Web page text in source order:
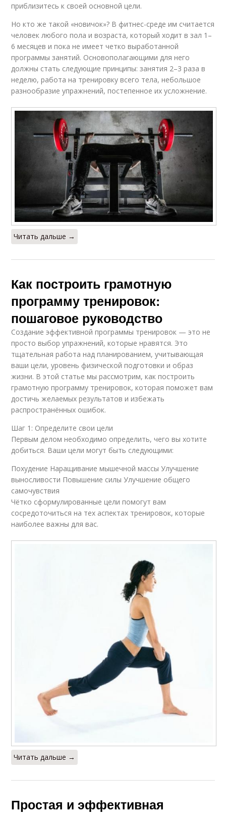
приблизитесь к своей основной цели.
Но кто же такой «новичок»? В фитнес-среде им считается
человек любого пола и возраста, который ходит в зал 1–
6 месяцев и пока не имеет четко выработанной
программы занятий. Основополагающими для него
должны стать следующие принципы: занятия 2–3 раза в
неделю, работа на тренировку всего тела, небольшое
разнообразие упражнений, постепенное их усложнение.
Читать дальше →
Как построить грамотную
программу тренировок:
пошаговое руководство
Создание эффективной программы тренировок — это не
просто выбор упражнений, которые нравятся. Это
тщательная работа над планированием, учитывающая
ваши цели, уровень физической подготовки и образ
жизни. В этой статье мы рассмотрим, как построить
грамотную программу тренировок, которая поможет вам
достичь желаемых результатов и избежать
распространённых ошибок.
Шаг 1: Определите свои цели
Первым делом необходимо определить, чего вы хотите
добиться. Ваши цели могут быть следующими:
Похудение Наращивание мышечной массы Улучшение
выносливости Повышение силы Улучшение общего
самочувствия
Чётко сформулированные цели помогут вам
сосредоточиться на тех аспектах тренировок, которые
наиболее важны для вас.
Читать дальше →
Простая и эффективная